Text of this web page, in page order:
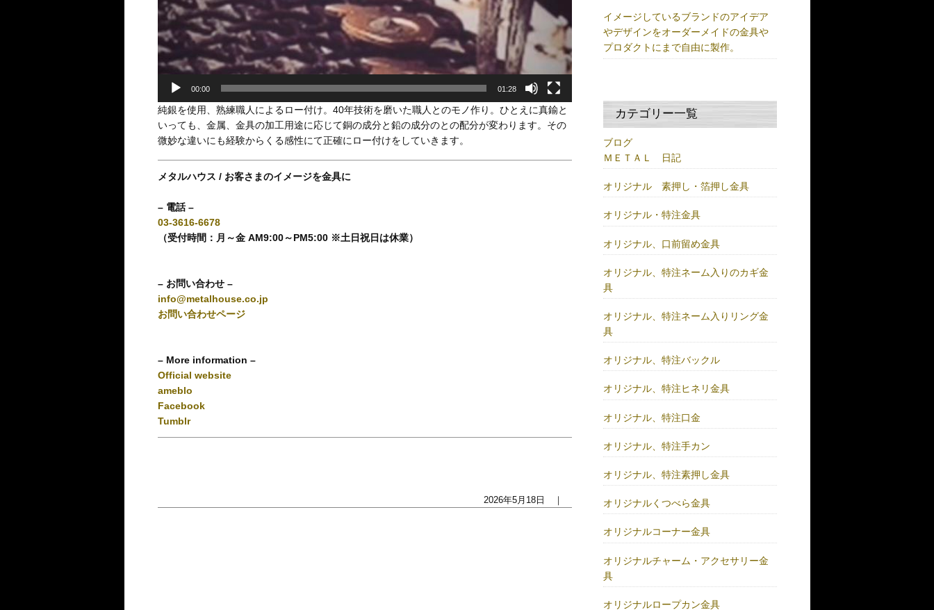
00:00 01:28
純銀を使用、熟練職人によるロー付け。40年技術を磨いた職人とのモノ作り。ひとえに真鍮と
いっても、金属、金具の加工用途に応じて銅の成分と鉛の成分のとの配分が変わります。その
微妙な違いにも経験からくる感性にて正確にロー付けをしていきます。
メタルハウス / お客さまのイメージを金具に
– 電話 –
03-3616-6678
（受付時間：月～金 AM9:00～PM5:00 ※土日祝日は休業）
– お問い合わせ –
info@metalhouse.co.jp
お問い合わせページ
– More information –
Official website
ameblo
Facebook
Tumblr
2026年5月18日 ｜
イメージしているブランドのアイデア
やデザインをオーダーメイドの金具や
プロダクトにまで自由に製作。
カテゴリー一覧
ブログ
ＭＥＴＡＬ 日記
オリジナル 素押し・箔押し金具
オリジナル・特注金具
オリジナル、口前留め金具
オリジナル、特注ネーム入りのカギ金
具
オリジナル、特注ネーム入りリング金
具
オリジナル、特注バックル
オリジナル、特注ヒネリ金具
オリジナル、特注口金
オリジナル、特注手カン
オリジナル、特注素押し金具
オリジナルくつべら金具
オリジナルコーナー金具
オリジナルチャーム・アクセサリー金
具
オリジナルロープカン金具